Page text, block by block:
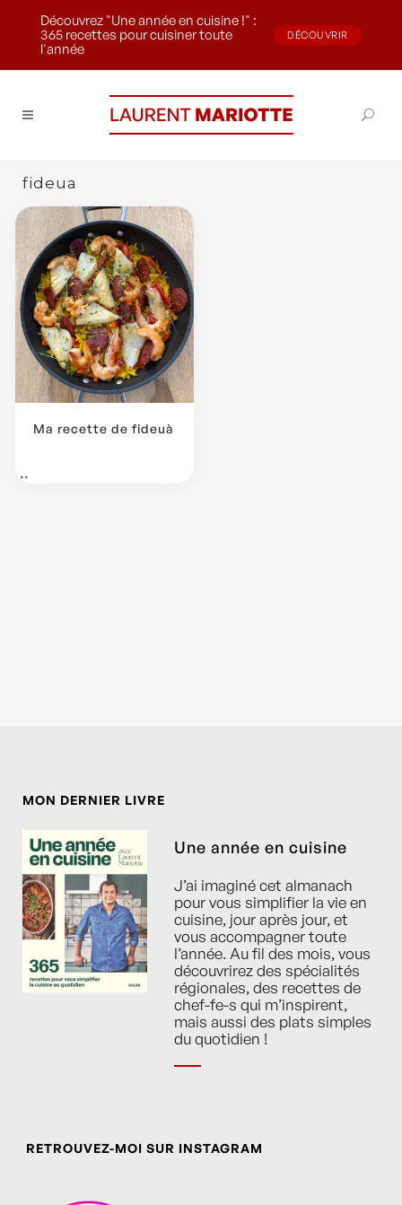
Découvrez "Une année en cuisine !" :
365 recettes pour cuisiner toute
l'année
DÉCOUVRIR
fideua
Ma recette de fideuà
...
MON DERNIER LIVRE
Une année en cuisine
J’ai imaginé cet almanach
pour vous simplifier la vie en
cuisine, jour après jour, et
vous accompagner toute
l’année. Au fil des mois, vous
découvrirez des spécialités
régionales, des recettes de
chef-fe-s qui m’inspirent,
mais aussi des plats simples
du quotidien !
RETROUVEZ-MOI SUR INSTAGRAM